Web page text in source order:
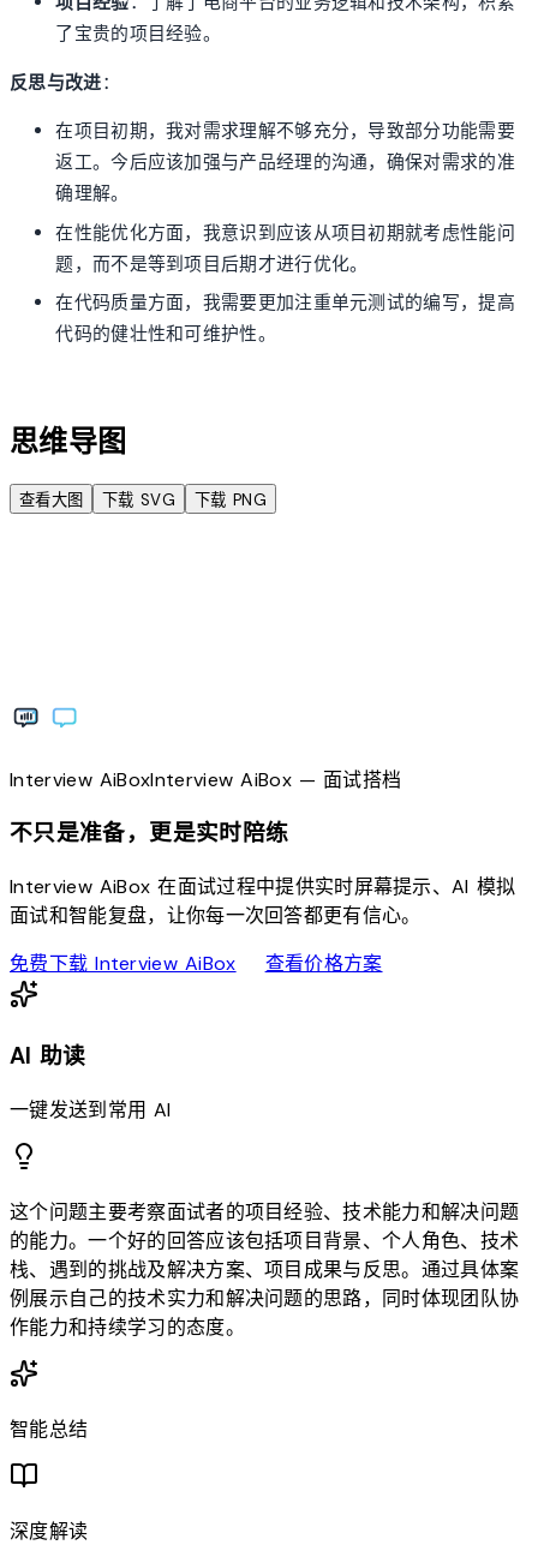
了宝贵的项目经验。
反思与改进：
在项目初期，我对需求理解不够充分，导致部分功能需要
返工。今后应该加强与产品经理的沟通，确保对需求的准
确理解。
在性能优化方面，我意识到应该从项目初期就考虑性能问
题，而不是等到项目后期才进行优化。
在代码质量方面，我需要更加注重单元测试的编写，提高
代码的健壮性和可维护性。
思维导图
查看大图 下载 SVG 下载 PNG
Interview AiBoxInterviewAiBox— 面试搭档
不只是准备，更是实时陪练
Interview AiBox 在面试过程中提供实时屏幕提示、AI 模拟
面试和智能复盘，让你每一次回答都更有信心。
免费下载 Interview AiBoxdownload查看价格方案sell
AI 助读
一键发送到常用 AI
这个问题主要考察面试者的项目经验、技术能力和解决问题
的能力。一个好的回答应该包括项目背景、个人角色、技术
栈、遇到的挑战及解决方案、项目成果与反思。通过具体案
例展示自己的技术实力和解决问题的思路，同时体现团队协
作能力和持续学习的态度。
智能总结
深度解读